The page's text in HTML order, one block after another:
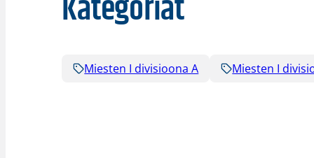
Miesten I divisioona A Miesten I